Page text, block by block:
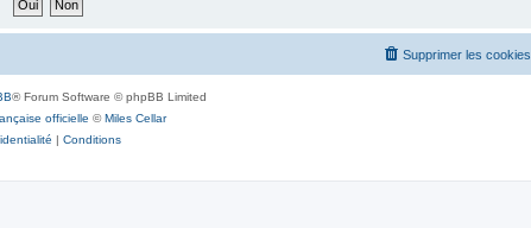
Supprimer les cookies
® Forum Software © phpBB Limited
officielle ©Miles Cellar
| Conditions